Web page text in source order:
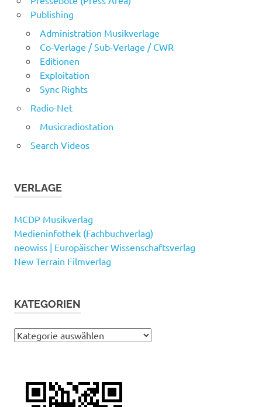
Publishing
Administration Musikverlage
Co-Verlage / Sub-Verlage / CWR
Editionen
Exploitation
Sync Rights
Radio-Net
Musicradiostation
Search Videos
VERLAGE
MCDP Musikverlag
Medieninfothek (Fachbuchverlag)
neowiss | Europäischer Wissenschaftsverlag
New Terrain Filmverlag
KATEGORIEN
Kategorien